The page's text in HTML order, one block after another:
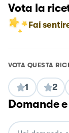
Vota la
Fai
VOTA QUESTA
1 2
Domande